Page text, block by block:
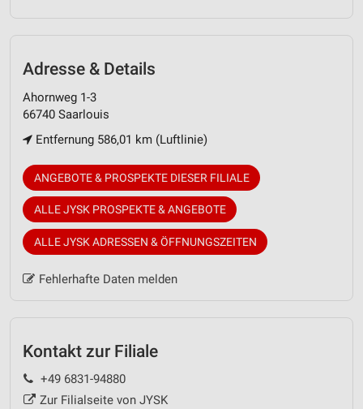
Adresse & Details
Ahornweg 1-3
66740 Saarlouis
Entfernung 586,01 km (Luftlinie)
ANGEBOTE & PROSPEKTE DIESER FILIALE
ALLE JYSK PROSPEKTE & ANGEBOTE
ALLE JYSK ADRESSEN & ÖFFNUNGSZEITEN
Fehlerhafte Daten melden
Kontakt zur Filiale
+49 6831-94880
Zur Filialseite von JYSK